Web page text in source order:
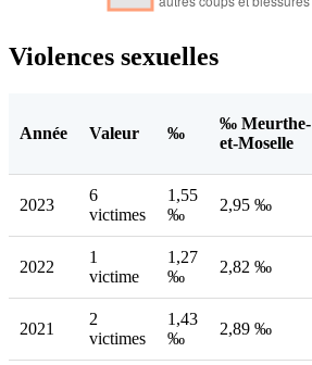
Violences sexuelles
Année Valeur ‰
‰ Meurthe-
et-Moselle
2023
6
victimes
1,55
‰
2,95 ‰
2022
1
victime
1,27
‰
2,82 ‰
2021
2
victimes
1,43
‰
2,89 ‰